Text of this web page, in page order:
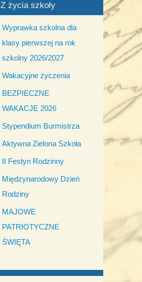
Z życia szkoły
Wyprawka szkolna dla
klasy pierwszej na rok
szkolny 2026/2027
Wakacyjne życzenia
BEZPIECZNE
WAKACJE 2026
Stypendium Burmistrza
Aktywna Zielona Szkoła
II Festyn Rodzinny
Międzynarodowy Dzień
Rodziny
MAJOWE
PATRIOTYCZNE
ŚWIĘTA